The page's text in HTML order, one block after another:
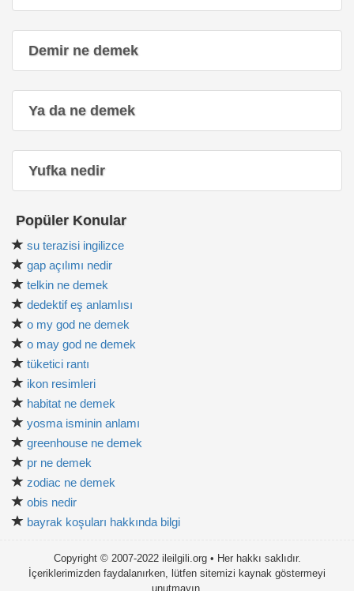
Demir ne demek
Ya da ne demek
Yufka nedir
Popüler Konular
su terazisi ingilizce
gap açılımı nedir
telkin ne demek
dedektif eş anlamlısı
o my god ne demek
o may god ne demek
tüketici rantı
ikon resimleri
habitat ne demek
yosma isminin anlamı
greenhouse ne demek
pr ne demek
zodiac ne demek
obis nedir
bayrak koşuları hakkında bilgi
Copyright © 2007-2022 ileilgili.org • Her hakkı saklıdır.
İçeriklerimizden faydalanırken, lütfen sitemizi kaynak göstermeyi
unutmayın.